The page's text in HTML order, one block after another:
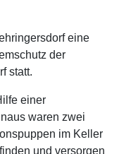
eine
der
statt.
einer
waren zwei
im Keller
und versorgen